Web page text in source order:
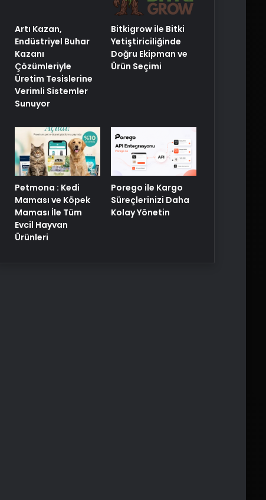
Artı Kazan,
Endüstriyel Buhar
Kazanı
Çözümleriyle
Üretim Tesislerine
Verimli Sistemler
Sunuyor
Bitkigrow ile Bitki
Yetiştiriciliğinde
Doğru Ekipman ve
Ürün Seçimi
Petmona : Kedi
Maması ve Köpek
Maması İle Tüm
Evcil Hayvan
Ürünleri
Porego ile Kargo
Süreçlerinizi Daha
Kolay Yönetin